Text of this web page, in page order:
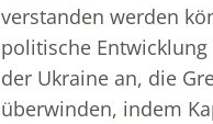
verstanden werden
politische
der Ukraine an, die
überwinden, indem